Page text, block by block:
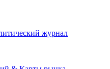
журнал